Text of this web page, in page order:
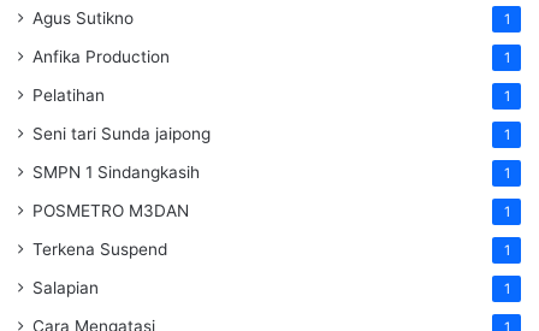
Agus Sutikno 1
Anfika Production 1
Pelatihan 1
Seni tari Sunda jaipong 1
SMPN 1 Sindangkasih 1
POSMETRO M3DAN 1
Terkena Suspend 1
Salapian 1
Cara Mengatasi 1